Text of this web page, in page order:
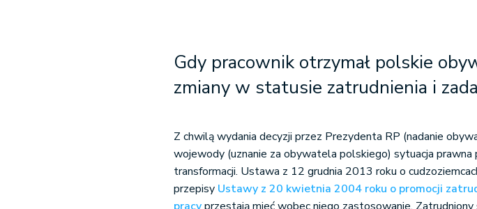
Gdy pracownik otrzymał polskie
zmiany w statusie zatrudnienia i
Z chwilą wydania decyzji przez Prezydenta RP (nadanie
wojewody (uznanie za obywatela polskiego) sytuacja prawna
transformacji. Ustawa z 12 grudnia 2013 roku o
przepisy Ustawy z 20 kwietnia 2004 roku o promocji